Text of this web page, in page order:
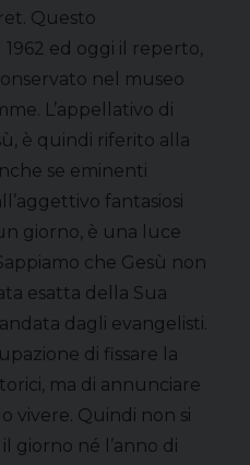
Questo
ed oggi il reperto,
nel museo
L’appellativo di
è quindi riferito alla
se eminenti
fantasiosi
giorno, è una luce
che Gesù non
esatta della Sua
dagli evangelisti.
di fissare la
ma di annunciare
vivere. Quindi non si
giorno né l’anno di